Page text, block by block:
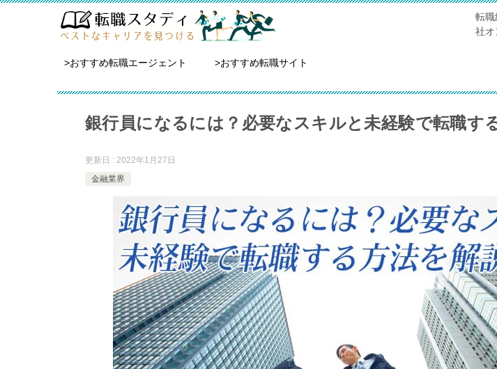
転
社オ
>おすすめ転職エージェント >おすすめ転職サイト
銀行員になるには？必要なスキルと未経験で転職す
更新日 : 2022年1月27日
金融業界